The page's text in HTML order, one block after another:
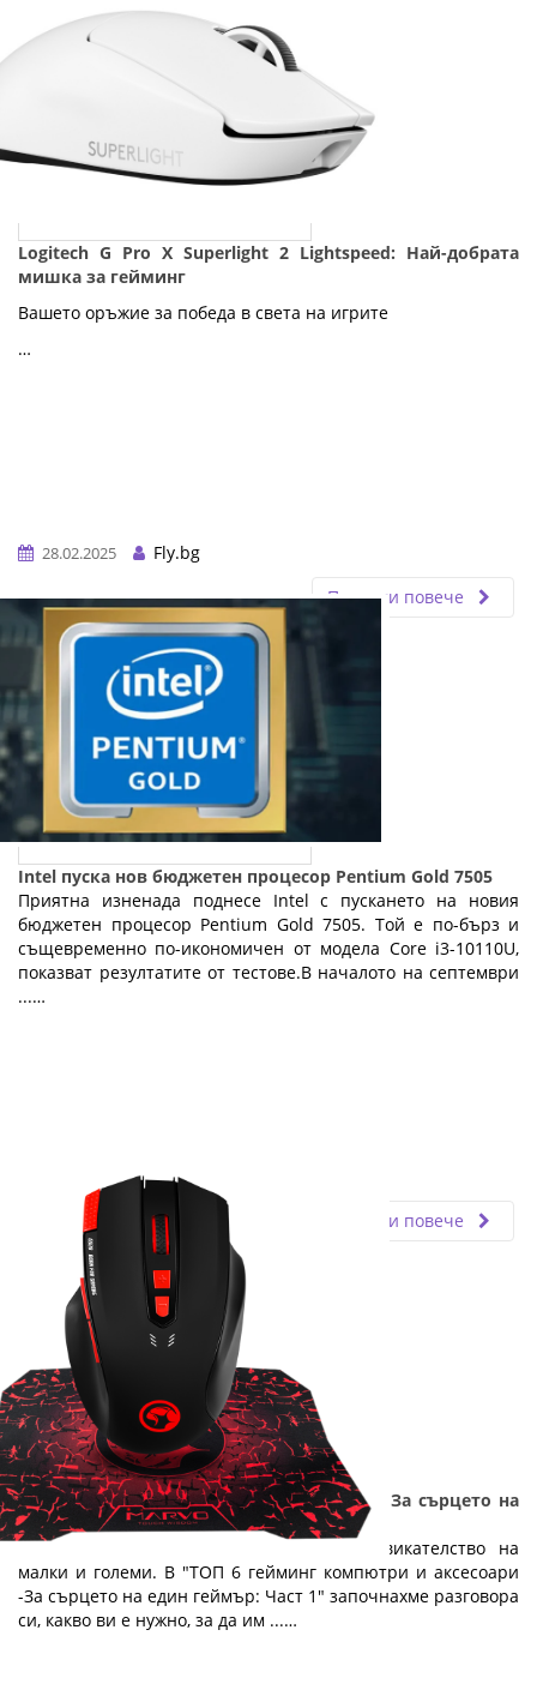
Logitech G Pro X Superlight 2 Lightspeed: Най-добрата
мишка за гейминг
Вашето оръжие за победа в света на игрите
…
28.02.2025
Fly.bg
Прочети повече
Intel пуска нов бюджетен процесор Pentium Gold 7505
Приятна изненада поднесе Intel с пускането на новия
бюджетен процесор Pentium Gold 7505. Той е по-бърз и
същевременно по-икономичен от модела Core i3-10110U,
показват резултатите от тестове.В началото на септември
...…
Fly.bg
Прочети повече
ТОП 6 гейминг компютри и аксесоари - За сърцето на
един геймър: Част 2
Компютърните игри са любимо предизвикателство на
малки и големи. В "ТОП 6 гейминг компютри и аксесоари
-За сърцето на един геймър: Част 1" започнахме разговора
си, какво ви е нужно, за да им ...…